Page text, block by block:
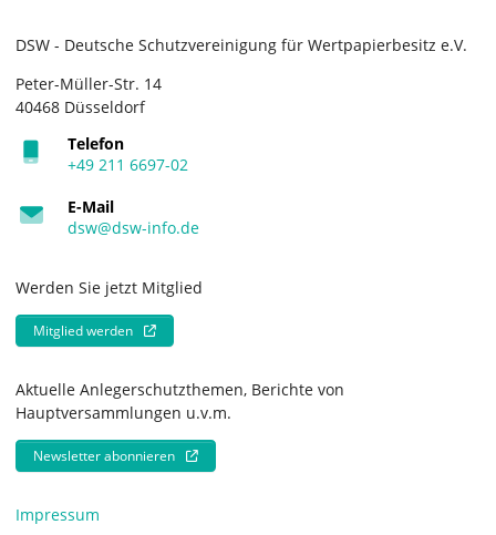
DSW - Deutsche Schutzvereinigung für Wertpapierbesitz e.V.
Peter-Müller-Str. 14
40468 Düsseldorf
Telefon
+49 211 6697-02
E-Mail
dsw@dsw-info.de
Werden Sie jetzt Mitglied
Mitglied werden
Aktuelle Anlegerschutzthemen, Berichte von
Hauptversammlungen u.v.m.
Newsletter abonnieren
Impressum